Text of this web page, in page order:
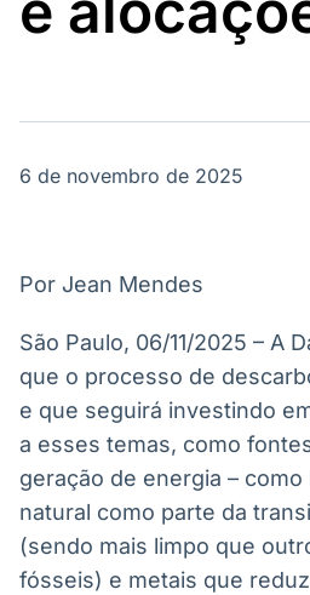
O
6 de novembro de 2025
Por Jean Mendes
São Paulo, 06/11/2025 – A
que o processo de
e que seguirá investindo
a esses temas, como
geração de energia –
natural como parte da
(sendo mais limpo que
fósseis) e metais que